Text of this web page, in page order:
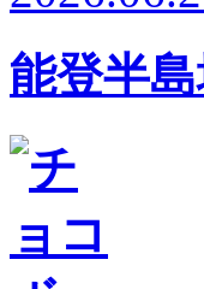
能登半